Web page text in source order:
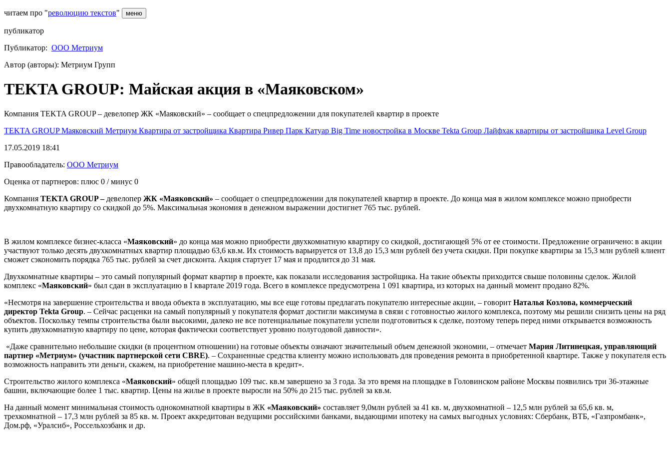
читаем про "революцию текстов" меню
публикатор
Публикатор: ООО Метриум
Автор (авторы): Метриум Групп
TEKTA GROUP: Майская акция в «Маяковском»
Компания TEKTA GROUP – девелопер ЖК «Маяковский» – сообщает о спецпредложении для покупателей квартир в проекте
TEKTA GROUPМаяковский Метриум Квартира от застройщика Квартира Ривер Парк Катуар Big Time новостройка в Москве Tekta Group Лайфхак квартиры от застройщика Level Group
17.05.2019 18:41
Правообладатель: ООО Метриум
Оценка от партнеров: плюс 0 / минус 0
Компания TEKTA GROUP –девелопер ЖК «Маяковский» – сообщает о спецпредложении для покупателей квартир в проекте. До конца мая в жилом комплексе можно приобрести
двухкомнатную квартиру со скидкой до 5%. Максимальная экономия в денежном выражении достигнет 765 тыс. рублей.
В жилом комплексе бизнес-класса «Маяковский» до конца мая можно приобрести двухкомнатную квартиру со скидкой, достигающей 5% от ее стоимости. Предложение ограничено: в акции
участвуют только десять двухкомнатных квартир площадью 63,6 кв.м. Их стоимость варьируется от 13,8 до 15,3 млн рублей без учета скидки. При покупке квартиры за 15,3 млн рублей клиент
сможет сэкономить порядка 765 тыс. рублей за счет дисконта. Акция стартует 17 мая и продлится до 31 мая.
Двухкомнатные квартиры – это самый популярный формат квартир в проекте, как показали исследования застройщика. На такие объекты приходится свыше половины сделок. Жилой
комплекс «Маяковский» был сдан в эксплуатацию в I квартале 2019 года. Всего в комплексе предусмотрена 1 091 квартира, из которых на данный момент продано 82%.
«Несмотря на завершение строительства и ввода объекта в эксплуатацию, мы все еще готовы предлагать покупателю интересные акции, – говорит Наталья Козлова, коммерческий
директор Tekta Group. – Сейчас расценки на самый популярный у покупателя формат достигли максимума в связи с готовностью жилого комплекса, поэтому мы решили снизить цены на ряд
объектов. Поскольку темпы строительства были высокими, далеко не все потенциальные покупатели успели подготовиться к сделке, поэтому теперь перед ними открывается возможность
купить двухкомнатную квартиру по цене, которая фактически соответствует уровню полугодовой давности».
«Даже сравнительно небольшие скидки (в процентном отношении) на готовые объекты означают значительный объем денежной экономии, – отмечает Мария Литинецкая, управляющий
партнер «Метриум» (участник партнерской сети CBRE). – Сохраненные средства клиенту можно использовать для проведения ремонта в приобретенной квартире. Также у покупателя есть
возможность направить эти деньги, скажем, на приобретение машино-места в кредит».
Строительство жилого комплекса «Маяковский» общей площадью 109 тыс. кв.м завершено за 3 года. За это время на площадке в Головинском районе Москвы появились три 36-этажные
башни, включающие более 1 тыс. квартир. Цены на жилье в проекте выросли на 50% до 215 тыс. рублей за кв.м.
На данный момент минимальная стоимость однокомнатной квартиры в ЖК «Маяковский» составляет 9,0млн рублей за 41 кв. м, двухкомнатной – 12,5 млн рублей за 65,6 кв. м,
трехкомнатной – 17,3 млн рублей за 85 кв. м. Проект аккредитован ведущими российскими банками, выдающими ипотеку на самых выгодных условиях: Сбербанк, ВТБ, «Газпромбанк»,
Дом.рф, «Уралсиб», Россельхозбанк и др.